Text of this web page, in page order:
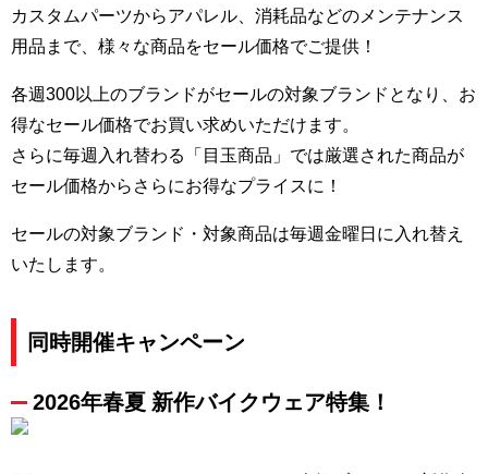
カスタムパーツからアパレル、消耗品などのメンテナンス
用品まで、様々な商品をセール価格でご提供！
各週300以上のブランドがセールの対象ブランドとなり、お
得なセール価格でお買い求めいただけます。
さらに毎週入れ替わる「目玉商品」では厳選された商品が
セール価格からさらにお得なプライスに！
セールの対象ブランド・対象商品は毎週金曜日に入れ替え
いたします。
同時開催キャンペーン
2026年春夏 新作バイクウェア特集！